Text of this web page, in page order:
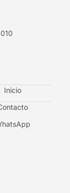
Inicio